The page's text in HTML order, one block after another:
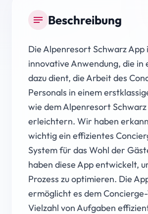
notes Beschreibung
Die Alpenresort Schwarz App
innovative Anwendung, die in
dazu dient, die Arbeit des
Personals in einem
wie dem Alpenresort Schwarz
erleichtern. Wir haben
wichtig ein effizientes
System für das Wohl der
haben diese App entwickelt,
Prozess zu optimieren. Die
ermöglicht es dem
Vielzahl von Aufgaben